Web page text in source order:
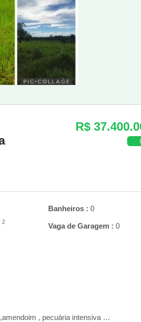
R$
Banheiros : 0
2 Vaga de Garagem : 0
, pecuária intensiva …